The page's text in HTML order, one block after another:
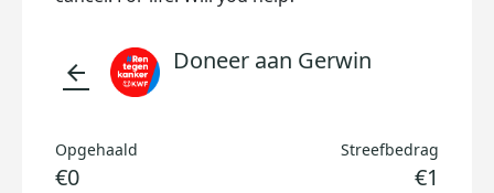
arrow_back Doneer aan Gerwin
Opgehaald
€0
Streefbedrag
€1